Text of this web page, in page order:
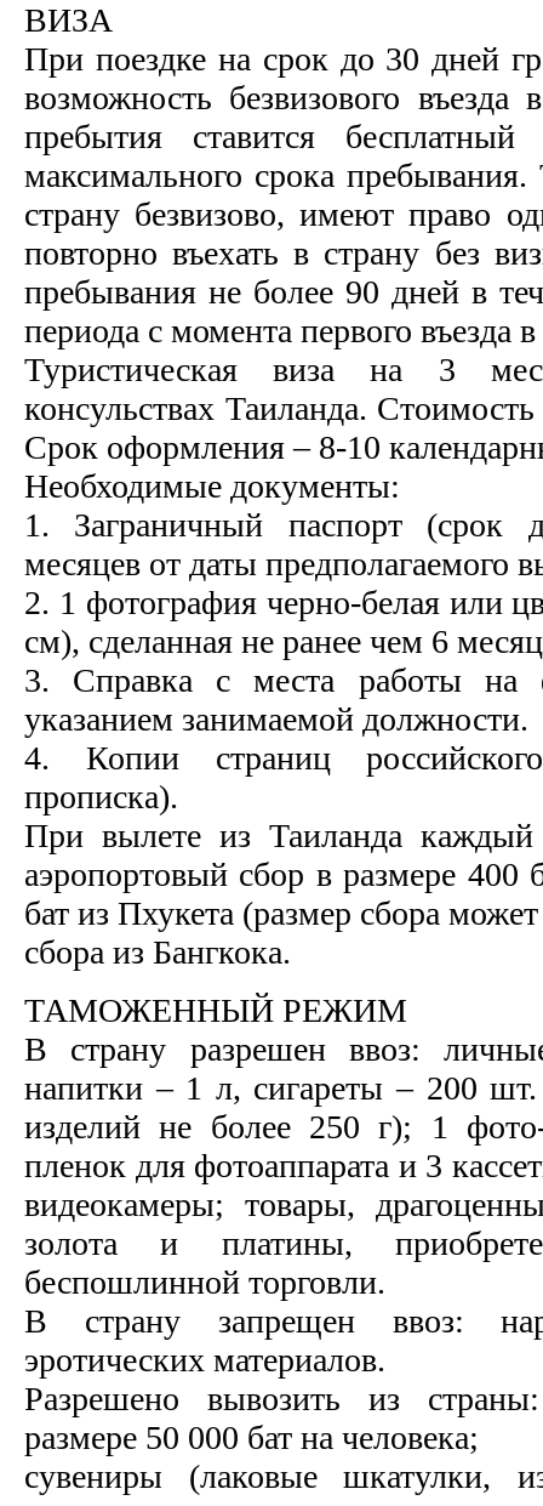
ВИЗА
При поездке на срок до 30 дней
возможность безвизового въезда
пребытия ставится
максимального срока
страну безвизово, имеют право
повторно въехать в страну без
пребывания не более 90 дней в
периода с момента первого въезда
Туристическая виза на 3
консульствах Таиланда.
Срок оформления – 8-10
Необходимые документы:
1. Заграничный паспорт (срок
месяцев от даты предполагаемого
2. 1 фотография черно-белая или
см), сделанная не ранее чем 6
3. Справка с места работы на
указанием занимаемой должности.
4. Копии страниц
прописка).
При вылете из Таиланда каждый
аэропортовый сбор в размере 400
бат из Пхукета (размер сбора
сбора из Бангкока.
ТАМОЖЕННЫЙ РЕЖИМ
В страну разрешен ввоз:
напитки – 1 л, сигареты – 200
изделий не более 250 г); 1
пленок для фотоаппарата и 3
видеокамеры; товары,
золота и платины,
беспошлинной торговли.
В страну запрещен ввоз:
эротических материалов.
Разрешено вывозить из
размере 50 000 бат на человека;
сувениры (лаковые шкатулки,